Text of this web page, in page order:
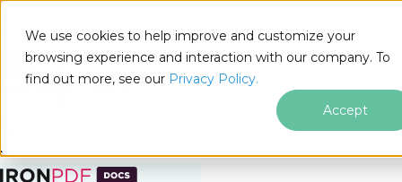
We use cookies to help improve and customize your
browsing experience and interaction with our company. To
find out more, see our Privacy Policy.
Accept
Passer au contenu du pied de page
Docs
Sur cette page